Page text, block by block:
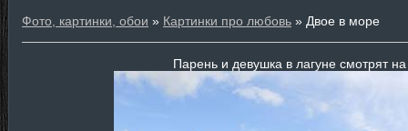
Фото, картинки, обои » Картинки про любовь » Двое в море
Парень и девушка в лагуне смотрят